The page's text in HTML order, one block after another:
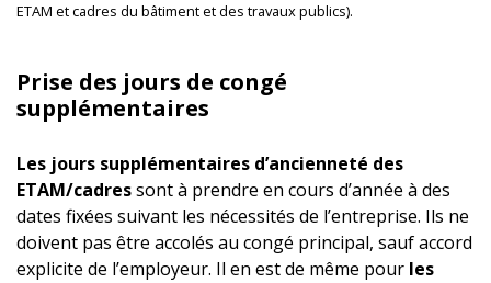
ETAM et cadres du bâtiment et des travaux publics).
Prise des jours de congé
supplémentaires
Les jours supplémentaires d’ancienneté des
ETAM/cadressont à prendre en cours d’année à des
dates fixées suivant les nécessités de l’entreprise. Ils ne
doivent pas être accolés au congé principal, sauf accord
explicite de l’employeur. Il en est de même pour les